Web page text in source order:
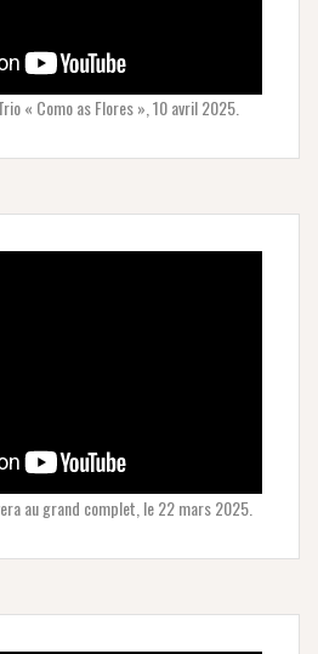
« Como as Flores », 10 avril 2025.
au grand complet, le 22 mars 2025.